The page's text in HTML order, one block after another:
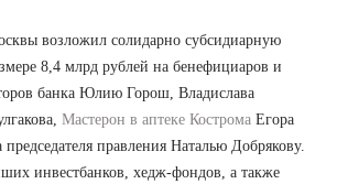
возложил солидарно субсидиарную
8,4 млрд рублей на бенефициаров и
банка Юлию Горош, Владислава
Мастерон в аптеке Кострома Егора
правления Наталью Добрякову.
инвестбанков, хедж-фондов, а также